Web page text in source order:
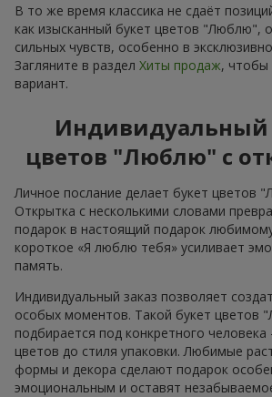
В то же время классика не сдаёт
как изысканный букет цветов "Люблю",
сильных чувств, особенно в
Загляните в раздел Хиты продаж, чтобы
вариант.
Индивидуальный
цветов "Люблю" с
Личное послание делает букет цветов
Открытка с несколькими словами
подарок в настоящий подарок
короткое «Я люблю тебя» усиливает
память.
Индивидуальный заказ позволяет
особых моментов. Такой букет цветов
подбирается под конкретного
цветов до стиля упаковки. Любимые
формы и декора сделают подарок
эмоциональным и оставят